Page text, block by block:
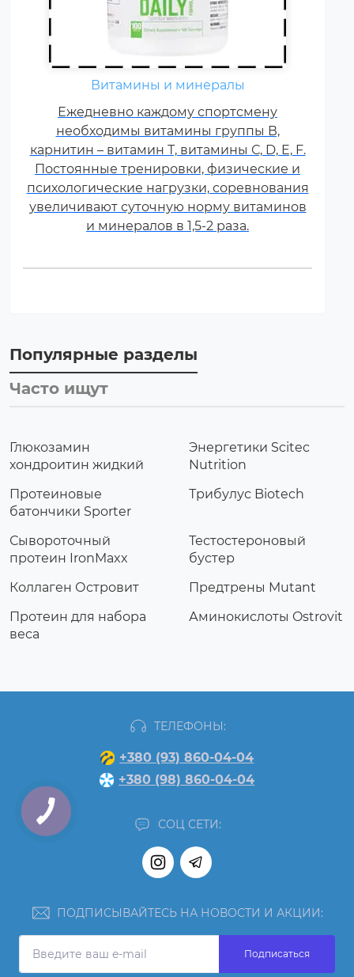
Витамины и минералы
Ежедневно каждому спортсмену
необходимы витамины группы В,
карнитин – витамин Т, витамины С, D, E, F.
Постоянные тренировки, физические и
психологические нагрузки, соревнования
увеличивают суточную норму витаминов
и минералов в 1,5-2 раза.
Популярные разделы
Часто ищут
Глюкозамин
хондроитин жидкий
Энергетики Scitec
Nutrition
Протеиновые
батончики Sporter
Трибулус Biotech
Сывороточный
протеин IronMaxx
Тестостероновый
бустер
Коллаген Островит
Предтрены Mutant
Протеин для набора
веса
Аминокислоты Ostrovit
ТЕЛЕФОНЫ:
+380 (93) 860-04-04
+380 (98) 860-04-04
СОЦ СЕТИ:
ПОДПИСЫВАЙТЕСЬ НА НОВОСТИ И АКЦИИ:
Подписаться